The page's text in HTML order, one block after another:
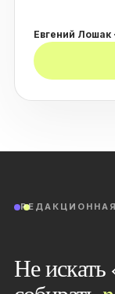
Евгений Лошак
Не искать